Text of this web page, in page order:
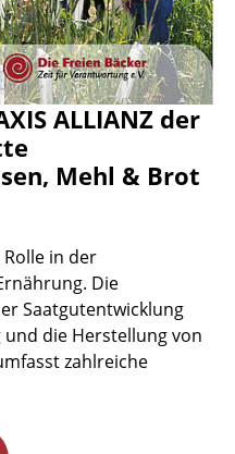
ALLIANZ der
Mehl & Brot
in der
Die
Saatgutentwicklung
die Herstellung von
zahlreiche